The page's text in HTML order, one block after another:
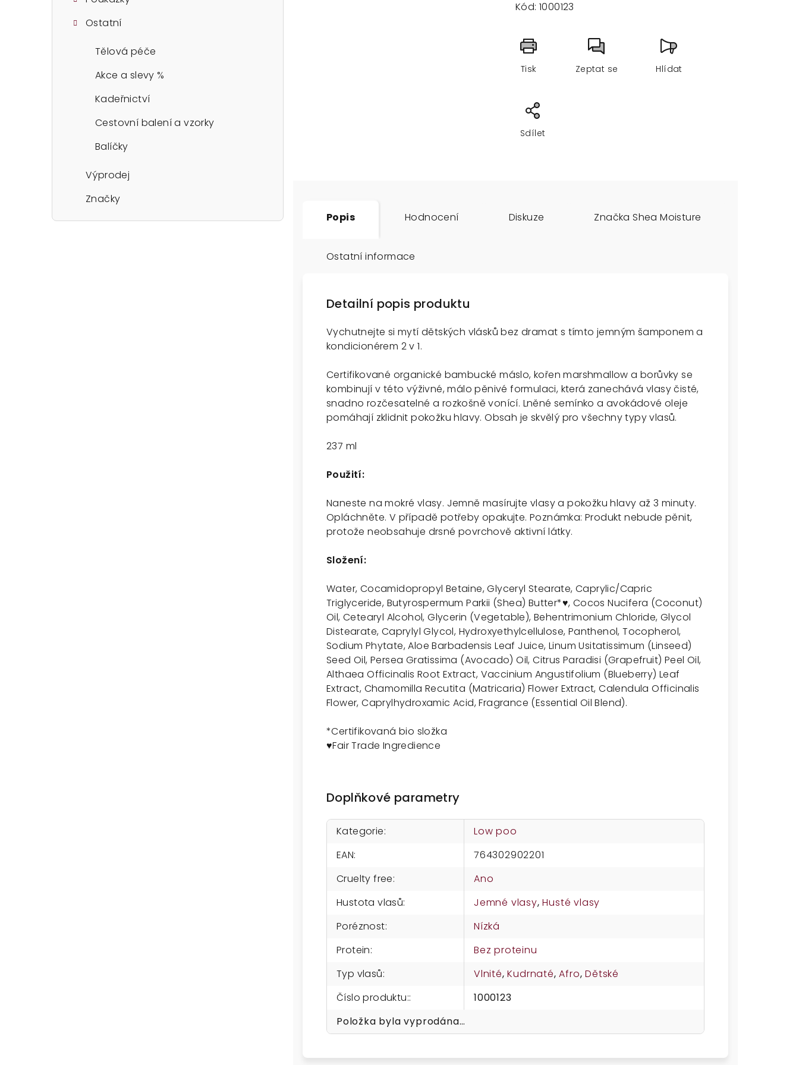
Ostatní
Tělová péče
Akce a slevy %
Kadeřnictví
Cestovní balení a vzorky
Balíčky
Výprodej
Značky
Kód: 1000123
Tisk Zeptat se Hlídat
Sdílet
Popis Hodnocení Diskuze Značka Shea Moisture
Ostatní informace
Detailní popis produktu
Vychutnejte si mytí dětských vlásků bez dramat s tímto jemným šamponem a
kondicionérem 2 v 1.
Certifikované organické bambucké máslo, kořen marshmallow a borůvky se
kombinují v této výživné, málo pěnivé formulaci, která zanechává vlasy čisté,
snadno rozčesatelné a rozkošně vonící. Lněné semínko a avokádové oleje
pomáhají zklidnit pokožku hlavy. Obsah je skvělý pro všechny typy vlasů.
237 ml
Použití:
Naneste na mokré vlasy. Jemně masírujte vlasy a pokožku hlavy až 3 minuty.
Opláchněte. V případě potřeby opakujte. Poznámka: Produkt nebude pěnit,
protože neobsahuje drsné povrchově aktivní látky.
Složení:
Water, Cocamidopropyl Betaine, Glyceryl Stearate, Caprylic/Capric
Triglyceride, Butyrospermum Parkii (Shea) Butter*♥, Cocos Nucifera (Coconut)
Oil, Cetearyl Alcohol, Glycerin (Vegetable), Behentrimonium Chloride, Glycol
Distearate, Caprylyl Glycol, Hydroxyethylcellulose, Panthenol, Tocopherol,
Sodium Phytate, Aloe Barbadensis Leaf Juice, Linum Usitatissimum (Linseed)
Seed Oil, Persea Gratissima (Avocado) Oil, Citrus Paradisi (Grapefruit) Peel Oil,
Althaea Officinalis Root Extract, Vaccinium Angustifolium (Blueberry) Leaf
Extract, Chamomilla Recutita (Matricaria) Flower Extract, Calendula Officinalis
Flower, Caprylhydroxamic Acid, Fragrance (Essential Oil Blend).
*Certifikovaná bio složka
♥Fair Trade Ingredience
Doplňkové parametry
Kategorie:
Low poo
EAN:
764302902201
Cruelty free:
Ano
Hustota vlasů: Jemné vlasy,Husté vlasy
Poréznost:
Nízká
Protein:
Bez proteinu
Typ vlasů: Vlnité,Kudrnaté,Afro,Dětské
Číslo produktu::
1000123
Položka byla vyprodána…